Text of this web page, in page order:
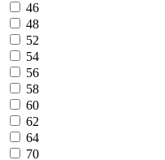
46
48
52
54
56
58
60
62
64
70